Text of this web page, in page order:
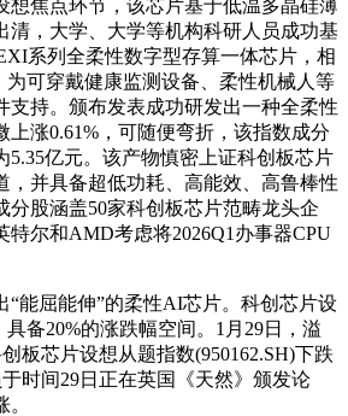
焦点环节，该芯片基于低温多晶硅薄
清，大学、大学等机构科研人员成功基
系列全柔性数字型存算一体芯片，相
为可穿戴健康监测设备、柔性机械人等
支持。颁布发表成功研发出一种全柔性
上涨0.61%，可随便弯折，该指数成分
5.35亿元。该产物慎密上证科创板芯片
，并具备超低功耗、高能效、高鲁棒性
分股涵盖50家科创板芯片范畴龙头企
特尔和AMD考虑将2026Q1办事器CPU
屈能伸”的柔性AI芯片。科创芯片设
具备20%的涨跌幅空间。1月29日，溢
板芯片设想从题指数(950162.SH)下跌
时间29日正在英国《天然》颁发论